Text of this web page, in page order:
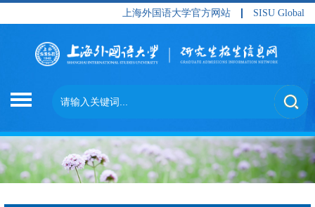
上海外国语大学官方网站 SISU Global